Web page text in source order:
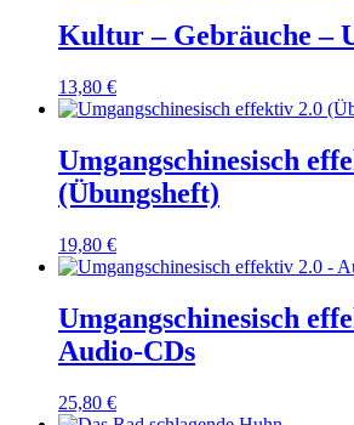
Kultur – Gebräuche –
13,80 €
Umgangschinesisch
(Übungsheft)
19,80 €
Umgangschinesisch
Audio-CDs
25,80 €